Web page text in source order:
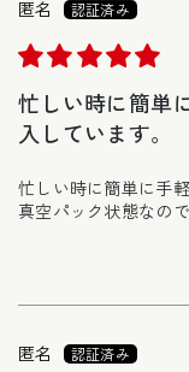
匿名
忙しい時に簡単
入しています。
忙しい時に簡単に手
真空パック状態なの
匿名